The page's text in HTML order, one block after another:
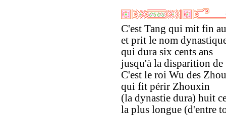
C'est Tang qui mit fin
et prit le nom
qui dura six cents ans
jusqu'à la disparition
C'est le roi Wu des Zhou
qui fit périr Zhouxin
(la dynastie dura) huit
la plus longue (d'entre